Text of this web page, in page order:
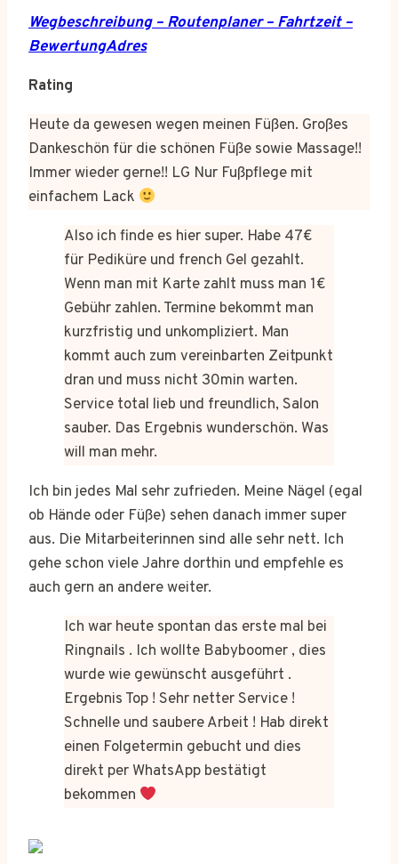
Wegbeschreibung – Routenplaner – Fahrtzeit –
BewertungAdres
Rating
Heute da gewesen wegen meinen Füßen. Großes
Dankeschön für die schönen Füße sowie Massage!!
Immer wieder gerne!! LG Nur Fußpflege mit
einfachem Lack
Also ich finde es hier super. Habe 47€
für Pediküre und french Gel gezahlt.
Wenn man mit Karte zahlt muss man 1€
Gebühr zahlen. Termine bekommt man
kurzfristig und unkompliziert. Man
kommt auch zum vereinbarten Zeitpunkt
dran und muss nicht 30min warten.
Service total lieb und freundlich, Salon
sauber. Das Ergebnis wunderschön. Was
will man mehr.
Ich bin jedes Mal sehr zufrieden. Meine Nägel (egal
ob Hände oder Füße) sehen danach immer super
aus. Die Mitarbeiterinnen sind alle sehr nett. Ich
gehe schon viele Jahre dorthin und empfehle es
auch gern an andere weiter.
Ich war heute spontan das erste mal bei
Ringnails . Ich wollte Babyboomer , dies
wurde wie gewünscht ausgeführt .
Ergebnis Top ! Sehr netter Service !
Schnelle und saubere Arbeit ! Hab direkt
einen Folgetermin gebucht und dies
direkt per WhatsApp bestätigt
bekommen